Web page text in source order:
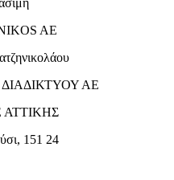
AE
ΑΕ
151 24